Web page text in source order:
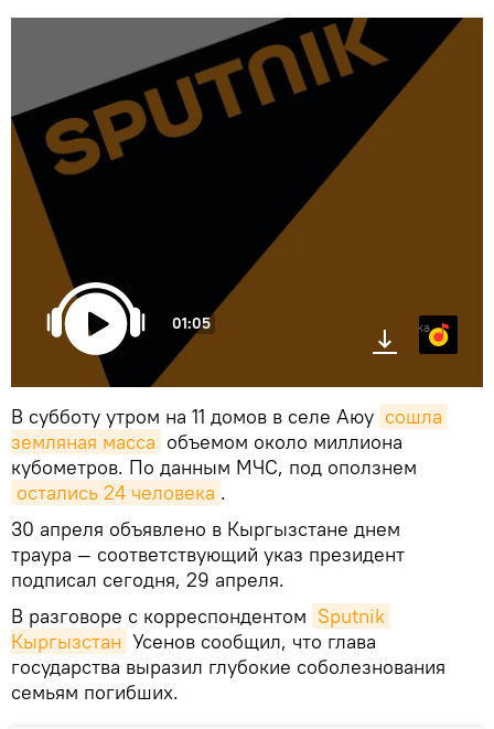
01:05 Яндекс.Музыка
В субботу утром на 11 домов в селе Аюу сошла
земляная масса объемом около миллиона
кубометров. По данным МЧС, под оползнем
остались 24 человека .
30 апреля объявлено в Кыргызстане днем
траура — соответствующий указ президент
подписал сегодня, 29 апреля.
В разговоре с корреспондентом Sputnik
Кыргызстан Усенов сообщил, что глава
государства выразил глубокие соболезнования
семьям погибших.